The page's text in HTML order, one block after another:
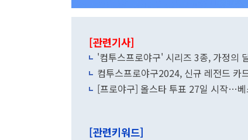
[관련기사]
'컴투스프로야구' 시리즈 3종, 가정의
컴투스프로야구2024, 신규 레전드 카
[프로야구] 올스타 투표 27일 시작…
[관련키워드]